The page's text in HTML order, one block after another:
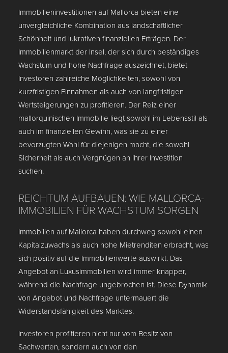
Immobilieninvestitionen auf Mallorca bieten eine
unvergleichliche Kombination aus landschaftlicher
Schönheit und lukrativen finanziellen Erträgen. Der
Immobilienmarkt der Insel, der sich durch beständiges
Wachstum und hohe Nachfrage auszeichnet, bietet
Investoren zahlreiche Möglichkeiten, sowohl von
kurzfristigen Einnahmen als auch von langfristigen
Wertsteigerungen zu profitieren. Der Reiz einer
mallorquinischen Immobilie liegt sowohl im Lebensstil als
auch im finanziellen Gewinn, was sie zu einer
bevorzugten Wahl für diejenigen macht, die sowohl
Sicherheit als auch Vergnügen an ihrer Investition
suchen.
REICHTUM AUFBAUEN: WIE MALLORCA-
IMMOBILIEN FÜR WACHSTUM SORGEN
Immobilien auf Mallorca haben durchweg sowohl einen
Kapitalzuwachs als auch hohe Mietrenditen erbracht, was
sich positiv auf die Immobilienwerte auswirkt. Das
Angebot an Luxusimmobilien wird immer knapper,
während die Nachfrage ungebrochen ist. Diese Dynamik
von Angebot und Nachfrage untermauert die
Widerstandsfähigkeit des Marktes.
Investoren profitieren nicht nur vom Besitz von
Sachwerten, sondern auch von den